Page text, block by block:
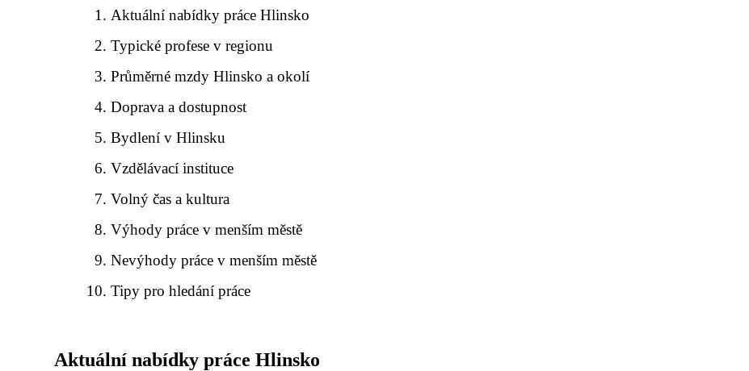
Aktuální nabídky práce Hlinsko
Typické profese v regionu
Průměrné mzdy Hlinsko a okolí
Doprava a dostupnost
Bydlení v Hlinsku
Vzdělávací instituce
Volný čas a kultura
Výhody práce v menším městě
Nevýhody práce v menším městě
Tipy pro hledání práce
Aktuální nabídky práce Hlinsko